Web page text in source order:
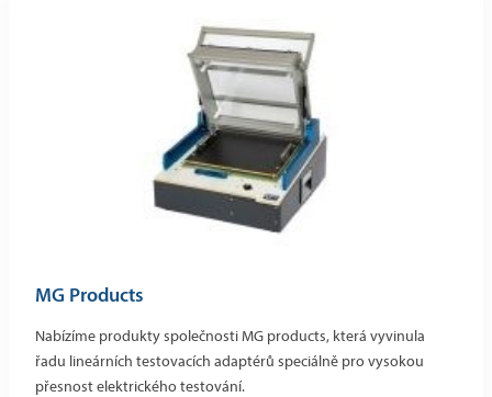
MG Products
Nabízíme produkty společnosti MG products, která vyvinula
řadu lineárních testovacích adaptérů speciálně pro vysokou
přesnost elektrického testování.